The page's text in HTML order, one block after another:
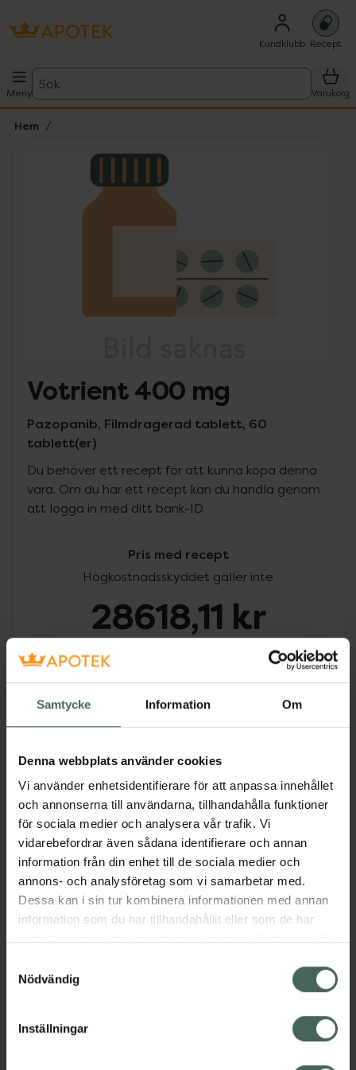
Samtycke Information Om
Denna webbplats använder cookies
Vi använder enhetsidentifierare för att anpassa innehållet
och annonserna till användarna, tillhandahålla funktioner
för sociala medier och analysera vår trafik. Vi
vidarebefordrar även sådana identifierare och annan
information från din enhet till de sociala medier och
annons- och analysföretag som vi samarbetar med.
Dessa kan i sin tur kombinera informationen med annan
information som du har tillhandahållit eller som de har
återkalla ditt samtycke via webbplatsens
cookieinställningar. Ett återkallat samtycke påverkar inte
lagligheten av behandling som skett innan återkallelsen.
Nödvändig
Inställningar
Kundklubb Recept
Meny
Sök
Varukorg
Hem
Lista: . Innehåller 1 objekt.
Votrient 400 mg
Pazopanib, Filmdragerad tablett, 60
tablett(er)
Du behöver ett recept för att kunna köpa denna
vara. Om du har ett recept kan du handla genom
att logga in med ditt bank-ID.
Pris med recept
Högkostnadsskyddet gäller inte
28618,11 kr
Köp via ditt recept
Beskrivning Dölj
Läs alltid bipacksedeln innan
användning.
EAN:07046260582613
Visa